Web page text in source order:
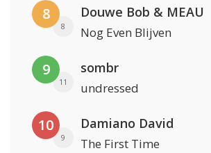
8
8
Douwe Bob & MEAU
Nog Even Blijven
9
11
sombr
undressed
10
9
Damiano David
The First Time